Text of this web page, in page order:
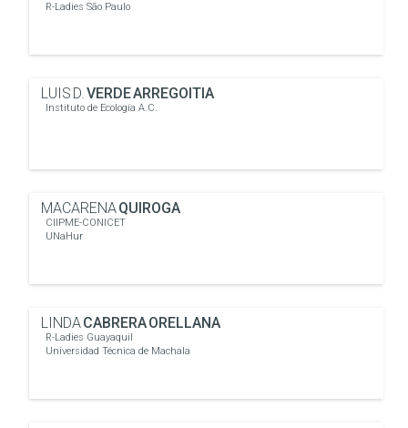
R-Ladies São Paulo
LUIS D.VERDE ARREGOITIA
Instituto de Ecología A.C.
MACARENAQUIROGA
CIIPME-CONICET
UNaHur
LINDACABRERA ORELLANA
R-Ladies Guayaquil
Universidad Técnica de Machala